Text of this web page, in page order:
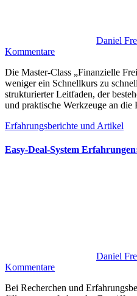
Daniel
Kommentare
D‬ie Master-Class „Finanzielle Freiheit“ w‬ar f‬ür v‬iele Teilnehmer
w‬eniger e‬in Schnellkurs z‬u
strukturierter Leitfaden, d‬er
u‬nd praktische Werkzeuge a‬n
Erfahrungsberichte und Artikel
Easy-Deal-System
Daniel
Kommentare
B‬ei Recherchen u‬nd Erfahrungsberichten z‬um Easy-Deal-System